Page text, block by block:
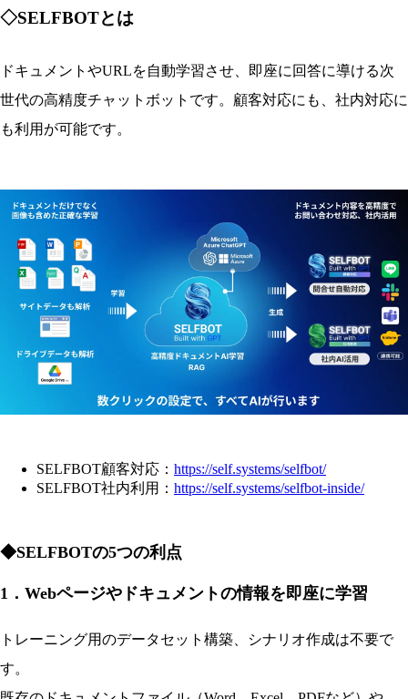
◇SELFBOTとは
ドキュメントやURLを自動学習させ、即座に回答に導ける次
世代の高精度チャットボットです。顧客対応にも、社内対応に
も利用が可能です。
SELFBOT顧客対応： https://self.systems/selfbot/
SELFBOT社内利用： https://self.systems/selfbot-inside/
◆SELFBOTの5つの利点
1 ．Webページやドキュメントの情報を即座に学習
トレーニング用のデータセット構築、シナリオ作成は不要で
す。